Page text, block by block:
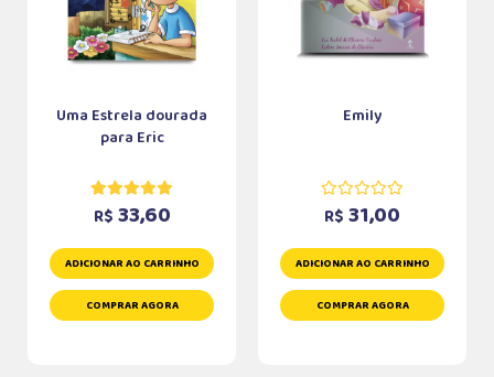
Uma Estrela dourada
para Eric
R$ 33,60
ADICIONAR AO CARRINHO
COMPRAR AGORA
Emily
R$ 31,00
ADICIONAR AO CARRINHO
COMPRAR AGORA